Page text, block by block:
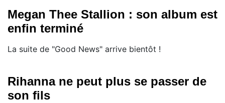
Megan Thee Stallion : son album est
enfin terminé
La suite de "Good News" arrive bientôt !
Rihanna ne peut plus se passer de
son fils